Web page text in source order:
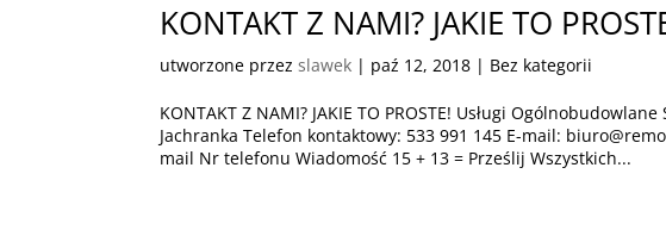
KONTAKT Z NAMI? JAKIE TO
utworzone przezslawek | paź 12, 2018 | Bez kategorii
KONTAKT Z NAMI? JAKIE TO PROSTE! Usługi
Jachranka Telefon kontaktowy: 533 991 145 E-mail:
mail Nr telefonu Wiadomość 15 + 13 = Prześlij Wszystkich...